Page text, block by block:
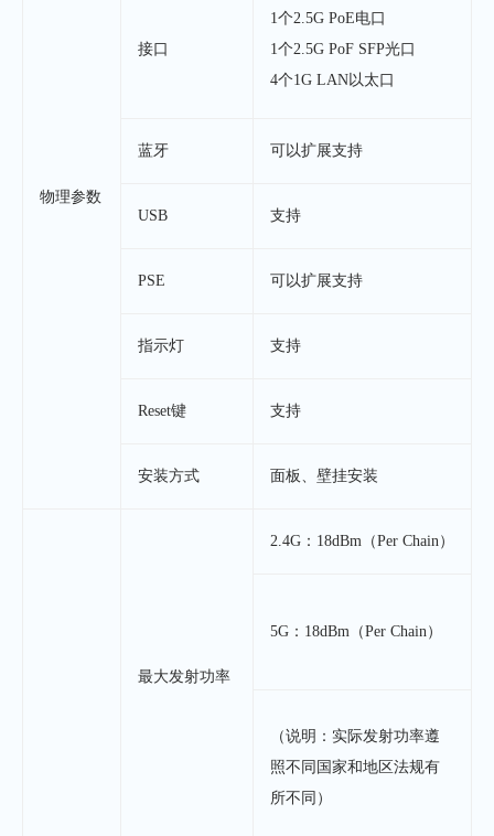
物理参数
接口
1个2.5G PoE电口
1个2.5G PoF SFP光口
4个1G LAN以太口
蓝牙 可以扩展支持
USB 支持
PSE 可以扩展支持
指示灯 支持
Reset键 支持
安装方式 面板、壁挂安装
最大发射功率
2.4G：18dBm（Per Chain）
5G：18dBm（Per Chain）
（说明：实际发射功率遵
照不同国家和地区法规有
所不同）